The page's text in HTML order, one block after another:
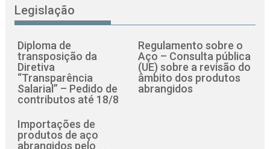
Legislação
Diploma de
transposição da
Diretiva
“Transparência
Salarial” – Pedido de
contributos até 18/8
Regulamento sobre o
Aço – Consulta pública
(UE) sobre a revisão do
âmbito dos produtos
abrangidos
Importações de
produtos de aço
abrangidos pelo